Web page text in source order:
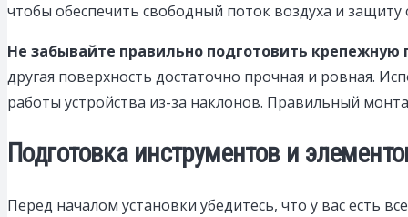
чтобы обеспечить свободный поток воздуха и
Не забывайте правильно подготовить крепежную
другая поверхность достаточно прочная и ровная.
работы устройства из-за наклонов. Правильный
Подготовка инструментов и
Перед началом установки убедитесь, что у вас есть